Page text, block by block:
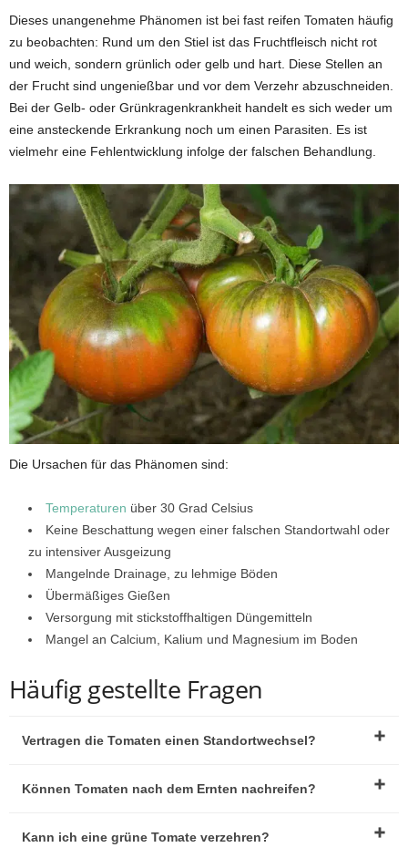
Dieses unangenehme Phänomen ist bei fast reifen Tomaten häufig
zu beobachten: Rund um den Stiel ist das Fruchtfleisch nicht rot
und weich, sondern grünlich oder gelb und hart. Diese Stellen an
der Frucht sind ungenießbar und vor dem Verzehr abzuschneiden.
Bei der Gelb- oder Grünkragenkrankheit handelt es sich weder um
eine ansteckende Erkrankung noch um einen Parasiten. Es ist
vielmehr eine Fehlentwicklung infolge der falschen Behandlung.
Die Ursachen für das Phänomen sind:
Temperaturen über 30 Grad Celsius
Keine Beschattung wegen einer falschen Standortwahl oder
zu intensiver Ausgeizung
Mangelnde Drainage, zu lehmige Böden
Übermäßiges Gießen
Versorgung mit stickstoffhaltigen Düngemitteln
Mangel an Calcium, Kalium und Magnesium im Boden
Häufig gestellte Fragen
Vertragen die Tomaten einen Standortwechsel?
Können Tomaten nach dem Ernten nachreifen?
Kann ich eine grüne Tomate verzehren?